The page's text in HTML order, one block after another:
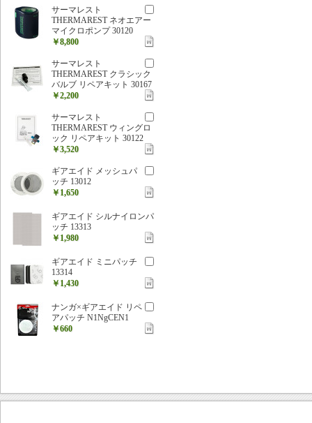
サーマレスト
THERMAREST ネオエアー
マイクロポンプ 30120
￥8,800
サーマレスト
THERMAREST クラシック
バルブ リペアキット 30167
￥2,200
サーマレスト
THERMAREST ウィングロ
ック リペアキット 30122
￥3,520
ギアエイド メッシュパ
ッチ 13012
￥1,650
ギアエイド シルナイロンパ
ッチ 13313
￥1,980
ギアエイド ミニパッチ
13314
￥1,430
ナンガ×ギアエイド リペ
アパッチ N1NgCEN1
￥660